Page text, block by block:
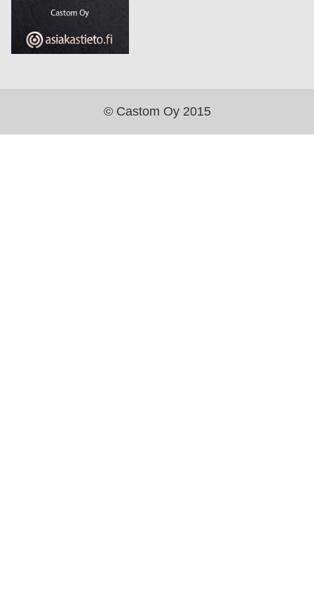
© Castom Oy 2015